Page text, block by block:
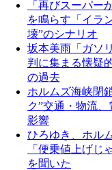
「再びスーパー
を鳴らす「イラ
壊”のシナリオ
坂本美雨「ガソ
判に集まる懐疑
の過去
ホルムズ海峡閉
ク”交通・物流
影響
ひろゆき、ホル
「便乗値上げ
を聞いた